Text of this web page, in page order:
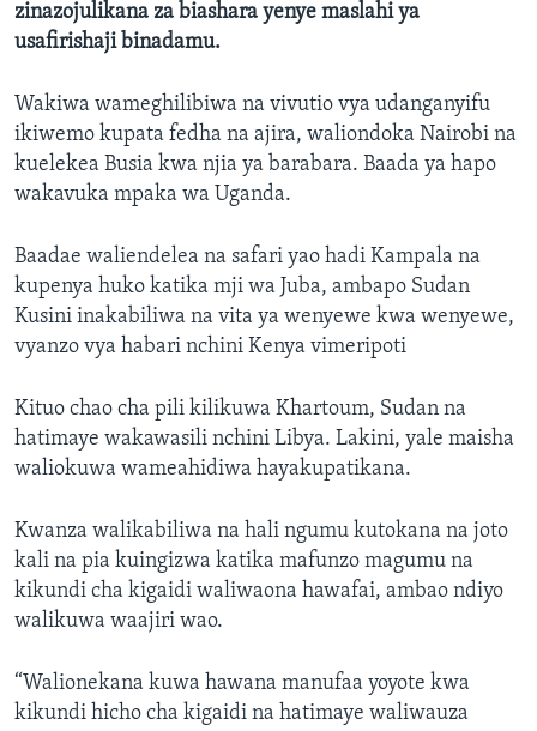
zinazojulikana za biashara yenye maslahi ya
usafirishaji binadamu.
Wakiwa wameghilibiwa na vivutio vya udanganyifu
ikiwemo kupata fedha na ajira, waliondoka Nairobi na
kuelekea Busia kwa njia ya barabara. Baada ya hapo
wakavuka mpaka wa Uganda.
Baadae waliendelea na safari yao hadi Kampala na
kupenya huko katika mji wa Juba, ambapo Sudan
Kusini inakabiliwa na vita ya wenyewe kwa wenyewe,
vyanzo vya habari nchini Kenya vimeripoti
Kituo chao cha pili kilikuwa Khartoum, Sudan na
hatimaye wakawasili nchini Libya. Lakini, yale maisha
waliokuwa wameahidiwa hayakupatikana.
Kwanza walikabiliwa na hali ngumu kutokana na joto
kali na pia kuingizwa katika mafunzo magumu na
kikundi cha kigaidi waliwaona hawafai, ambao ndiyo
walikuwa waajiri wao.
“Walionekana kuwa hawana manufaa yoyote kwa
kikundi hicho cha kigaidi na hatimaye waliwauza